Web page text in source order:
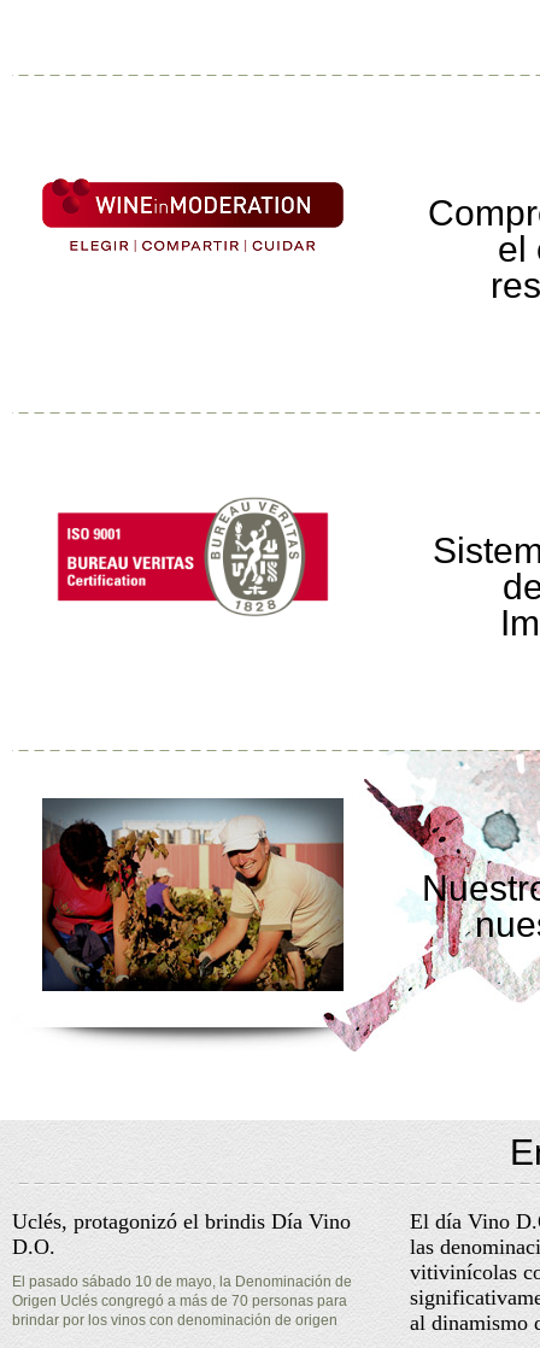
el
Uclés, protagonizó el brindis Día Vino
D.O.
El pasado sábado 10 de mayo, la Denominación de
Origen Uclés congregó a más de 70 personas para
brindar por los vinos con denominación de origen
El día Vino
las
vitivinícolas
al dinamismo